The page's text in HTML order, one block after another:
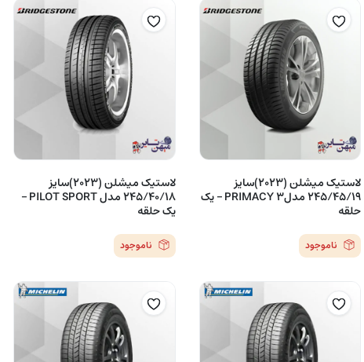
لاستیک میشلن (2023)سایز
245/45/19 مدلPRIMACY 3 – یک
حلقه
ناموجود
لاستیک میشلن (2023)سایز
245/40/18 مدل PILOT SPORT –
یک حلقه
ناموجود